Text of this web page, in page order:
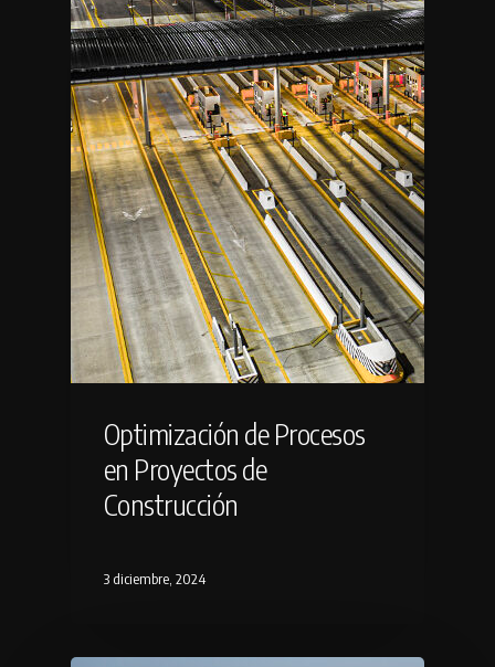
Optimización de Procesos
en Proyectos de
Construcción
3 diciembre, 2024